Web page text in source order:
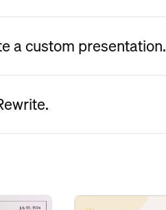
a custom presentation.